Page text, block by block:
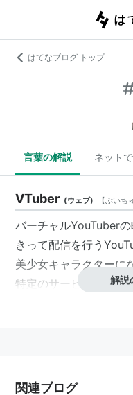
はてなブログ トップ
言葉の解説 ネット
VTuber (ウェブ) 【ぶいち
バーチャルYouTuber
きって配信を行う
美少女キャラクターに
特定のサービス名（
に合わせた声で配信す
解説
関連ブログ